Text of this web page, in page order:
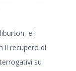
e i
il recupero di
su